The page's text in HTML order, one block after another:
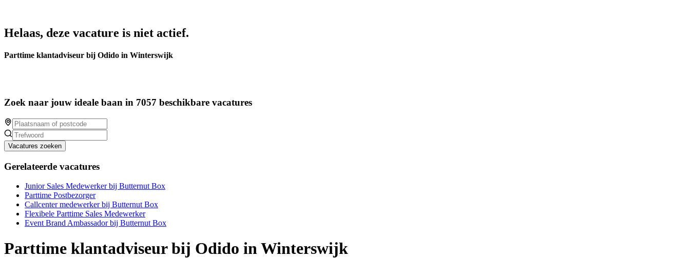
Helaas, deze vacature is niet actief.
Parttime klantadviseur bij Odido in Winterswijk
Zoek naar jouw ideale baan in 7057 beschikbare vacatures
Vacatures zoeken
Gerelateerde vacatures
Junior Sales Medewerker bij Butternut Box
Parttime Postbezorger
Callcenter medewerker bij Butternut Box
Flexibele Parttime Sales Medewerker
Event Brand Ambassador bij Butternut Box
Parttime klantadviseur bij Odido in Winterswijk